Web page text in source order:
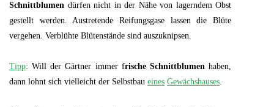
Schnittblumen dürfen nicht in der Nähe von lagerndem Obst
gestellt werden. Austretende Reifungsgase lassen die Blüte
vergehen. Verblühte Blütenstände sind auszuknipsen.
Tipp: Will der Gärtner immer frische Schnittblumenhaben,
dann lohnt sich vielleicht der Selbstbau eines Gewächshauses.